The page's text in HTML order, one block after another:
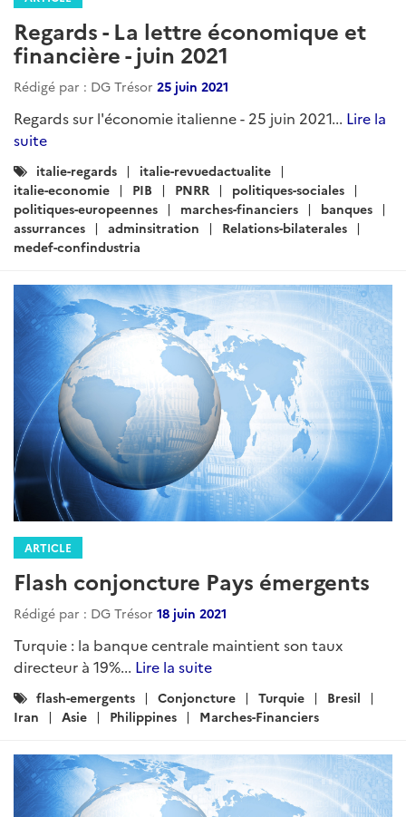
Regards - La lettre économique et
financière - juin 2021
Rédigé par : DG Trésor 25 juin 2021
Regards sur l'économie italienne - 25 juin 2021... Lire la
suite
Catégories
:
italie-regards
italie-revuedactualite
italie-economie
PIB PNRR
politiques-sociales
politiques-europeennes
marches-financiers
banques
assurrances
adminsitration
Relations-bilaterales
medef-confindustria
ARTICLE
Flash conjoncture Pays émergents
Rédigé par : DG Trésor 18 juin 2021
Turquie : la banque centrale maintient son taux
directeur à 19%... Lire la suite
Catégories
:
flash-emergents Conjoncture Turquie
Bresil
Iran
Asie Philippines Marches-Financiers